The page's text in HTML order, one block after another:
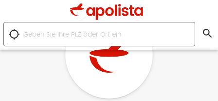
location_searching search